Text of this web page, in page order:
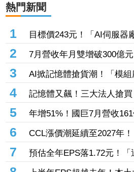
熱門新聞
1
目標價243元！「AI伺服
達Rubin放量＋收穫2家
2
7月營收年月雙增破300億
止步連7漲 三大法人大砍
元
3
AI掀記憶體搶貨潮！「模
98.75% DRAM供不應求
4
記憶體又飆！三大法人搶
414億元連6天搜刮南亞科
5
年增51%！國巨7月營收
逼近千億大關
6
CCL漲價潮延續至2027年
元、7月營收47.49億元創
攻
7
預估全年EPS落1.72元！
下滑遭外資殺出16億 但花